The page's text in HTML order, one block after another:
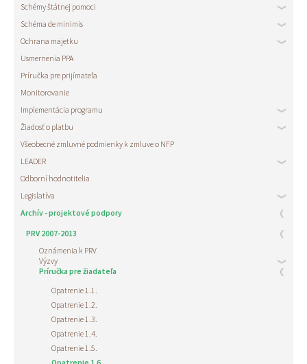
Schémy štátnej pomoci
Schéma de minimis
Ochrana majetku
Usmernenia PPA
Príručka pre prijímateľa
Monitorovanie
Implementácia programu
Žiadosť o platbu
Všeobecné zmluvné podmienky k zmluve o NFP
LEADER
Odborní hodnotitelia
Legislatíva
Archív - projektové podpory
PRV 2007-2013
Oznámenia k PRV
Výzvy
Príručka pre žiadateľa
Opatrenie 1.1.
Opatrenie 1.2.
Opatrenie 1.3.
Opatrenie 1.4.
Opatrenie 1.5.